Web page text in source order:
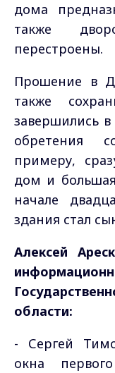
дома
также
перестроены.
Прошение в
также
завершились
обретения
примеру,
дом и
начале
здания стал
Алексей
области:
- Сергей
окна